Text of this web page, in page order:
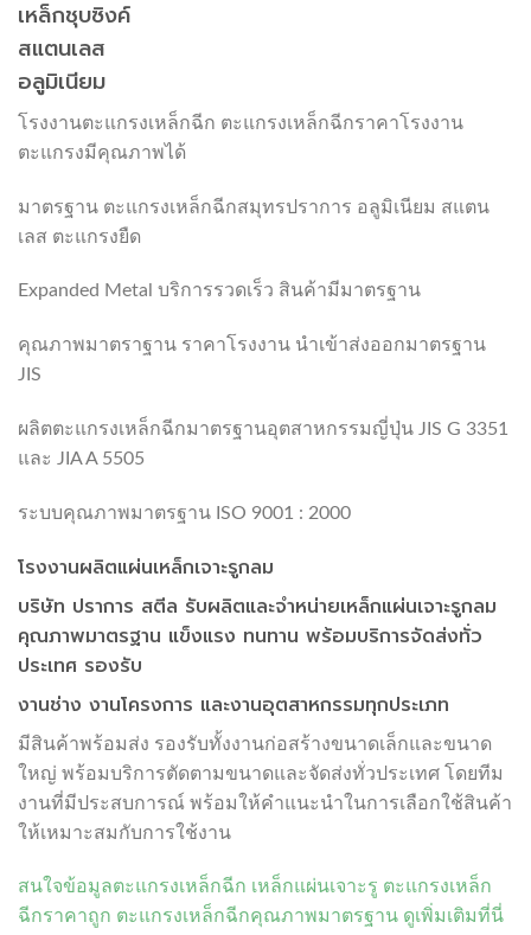
เหล็กชุบซิงค์
สแตนเลส
อลูมิเนียม
โรงงานตะแกรงเหล็กฉีก ตะแกรงเหล็กฉีกราคาโรงงาน
ตะแกรงมีคุณภาพได้
มาตรฐาน ตะแกรงเหล็กฉีกสมุทรปราการ อลูมิเนียม สแตน
เลส ตะแกรงยืด
Expanded Metal บริการรวดเร็ว สินค้ามีมาตรฐาน
คุณภาพมาตราฐาน ราคาโรงงาน นำเข้าส่งออกมาตรฐาน
JIS
ผลิตตะแกรงเหล็กฉีกมาตรฐานอุตสาหกรรมญี่ปุ่น JIS G 3351
และ JIA A 5505
ระบบคุณภาพมาตรฐาน ISO 9001 : 2000
โรงงานผลิตแผ่นเหล็กเจาะรูกลม
บริษัท ปราการ สตีล รับผลิตและจำหน่ายเหล็กแผ่นเจาะรูกลม
คุณภาพมาตรฐาน แข็งแรง ทนทาน พร้อมบริการจัดส่งทั่ว
ประเทศ รองรับ
งานช่าง งานโครงการ และงานอุตสาหกรรมทุกประเภท
มีสินค้าพร้อมส่ง รองรับทั้งงานก่อสร้างขนาดเล็กและขนาด
ใหญ่ พร้อมบริการตัดตามขนาดและจัดส่งทั่วประเทศ โดยทีม
งานที่มีประสบการณ์ พร้อมให้คำแนะนำในการเลือกใช้สินค้า
ให้เหมาะสมกับการใช้งาน
สนใจข้อมูลตะแกรงเหล็กฉีก เหล็กแผ่นเจาะรู ตะแกรงเหล็ก
ฉีกราคาถูก ตะแกรงเหล็กฉีกคุณภาพมาตรฐาน ดูเพิ่มเติมที่นี่